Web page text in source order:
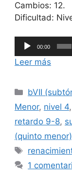
Cambios: 12.
Dificultad:
Reproductor
de
audio
00:00
Leer más
Categorías
bVII
Menor, nivel 4,
retardo 9-8,
(quinto menor)
Etiquetas
1